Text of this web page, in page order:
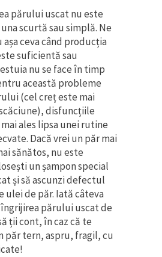
părului uscat nu este
scurtă sau simplă. Ne
ceva când producția
suficientă sau
nu se face în timp
această probleme
(cel creț este mai
disfuncțiile
ales lipsa unei rutine
Dacă vrei un păr mai
sănătos, nu este
un șampon special
și să ascunzi defectul
ulei de păr. Iată câteva
părului uscat de
ții cont, în caz că te
păr tern, aspru, fragil, cu